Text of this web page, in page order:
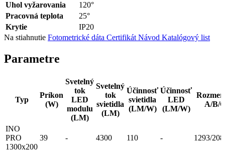
Uhol vyžarovania
120°
Pracovná teplota
25°
Krytie
IP20
Na stiahnutie Fotometrické dáta Certifikát Návod Katalógový list
Parametre
Typ
Príkon
(W)
Svetelný
tok
LED
modulu
(LM)
Svetelný
tok
svietidla
(LM)
Účinnosť
svietidla
(LM/W)
Účinnosť
LED
(LM/W)
A/B/
INO
PRO
1300x200
39 - 4300 110 - 1293/